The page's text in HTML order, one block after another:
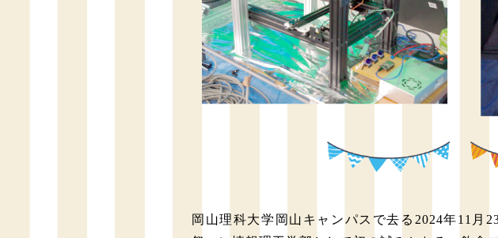
岡山理科大学岡山キャンパスで去る2024年11月